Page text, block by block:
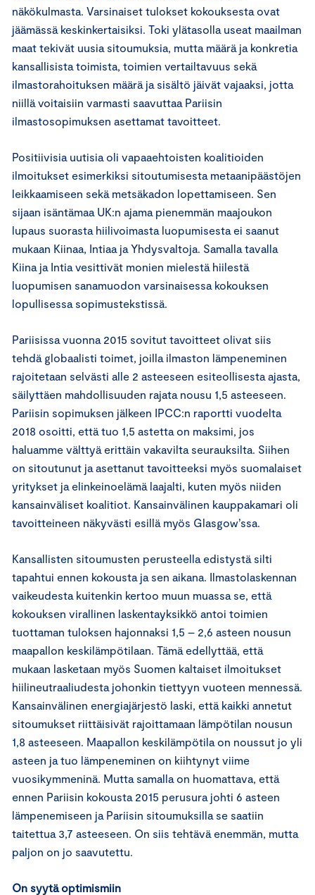
näkökulmasta. Varsinaiset tulokset kokouksesta ovat
jäämässä keskinkertaisiksi. Toki ylätasolla useat maailman
maat tekivät uusia sitoumuksia, mutta määrä ja konkretia
kansallisista toimista, toimien vertailtavuus sekä
ilmastorahoituksen määrä ja sisältö jäivät vajaaksi, jotta
niillä voitaisiin varmasti saavuttaa Pariisin
ilmastosopimuksen asettamat tavoitteet.
Positiivisia uutisia oli vapaaehtoisten koalitioiden
ilmoitukset esimerkiksi sitoutumisesta metaanipäästöjen
leikkaamiseen sekä metsäkadon lopettamiseen. Sen
sijaan isäntämaa UK:n ajama pienemmän maajoukon
lupaus suorasta hiilivoimasta luopumisesta ei saanut
mukaan Kiinaa, Intiaa ja Yhdysvaltoja. Samalla tavalla
Kiina ja Intia vesittivät monien mielestä hiilestä
luopumisen sanamuodon varsinaisessa kokouksen
lopullisessa sopimustekstissä.
Pariisissa vuonna 2015 sovitut tavoitteet olivat siis
tehdä globaalisti toimet, joilla ilmaston lämpeneminen
rajoitetaan selvästi alle 2 asteeseen esiteollisesta ajasta,
säilyttäen mahdollisuuden rajata nousu 1,5 asteeseen.
Pariisin sopimuksen jälkeen IPCC:n raportti vuodelta
2018 osoitti, että tuo 1,5 astetta on maksimi, jos
haluamme välttyä erittäin vakavilta seurauksilta. Siihen
on sitoutunut ja asettanut tavoitteeksi myös suomalaiset
yritykset ja elinkeinoelämä laajalti, kuten myös niiden
kansainväliset koalitiot. Kansainvälinen kauppakamari oli
tavoitteineen näkyvästi esillä myös Glasgow’ssa.
Kansallisten sitoumusten perusteella edistystä silti
tapahtui ennen kokousta ja sen aikana. Ilmastolaskennan
vaikeudesta kuitenkin kertoo muun muassa se, että
kokouksen virallinen laskentayksikkö antoi toimien
tuottaman tuloksen hajonnaksi 1,5 – 2,6 asteen nousun
maapallon keskilämpötilaan. Tämä edellyttää, että
mukaan lasketaan myös Suomen kaltaiset ilmoitukset
hiilineutraaliudesta johonkin tiettyyn vuoteen mennessä.
Kansainvälinen energiajärjestö laski, että kaikki annetut
sitoumukset riittäisivät rajoittamaan lämpötilan nousun
1,8 asteeseen. Maapallon keskilämpötila on noussut jo yli
asteen ja tuo lämpeneminen on kiihtynyt viime
vuosikymmeninä. Mutta samalla on huomattava, että
ennen Pariisin kokousta 2015 perusura johti 6 asteen
lämpenemiseen ja Pariisin sitoumuksilla se saatiin
taitettua 3,7 asteeseen. On siis tehtävä enemmän, mutta
paljon on jo saavutettu.
On syytä optimismiin